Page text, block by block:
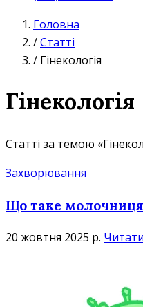
Головна
/Статті
/ Гінекологія
Гінекологія
Статті за темою
Захворювання
Що таке молочниця
20 жовтня 2025 р.